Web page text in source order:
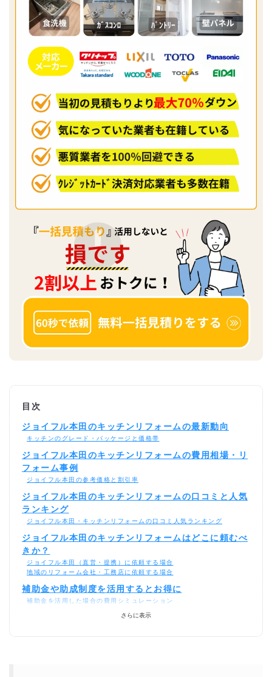
目次
ジョイフル本田のキッチンリフォームの最新動向
キッチンのグレード・パッケージと価格帯
ジョイフル本田のキッチンリフォームの費用相場・リ
フォーム事例
ジョイフル本田の参考価格と割引率
ジョイフル本田のキッチンリフォームの口コミと人気
ランキング
ジョイフル本田・キッチンリフォームの口コミ人気ランキング
ジョイフル本田のキッチンリフォームはどこに頼むべ
きか？
ジョイフル本田（直営・提携）に依頼する場合
地域のリフォーム会社・工務店に依頼する場合
補助金や助成制度を活用するとお得に
補助金を活用した場合の費用シミュレーション
さらに表示